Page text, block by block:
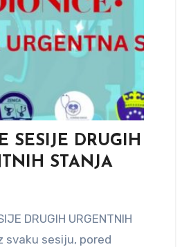
SESIJE DRUGIH
STANJA
svaku sesiju, pored